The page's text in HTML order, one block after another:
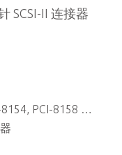
SCSI-II 连接器
8158 和PXI-8164